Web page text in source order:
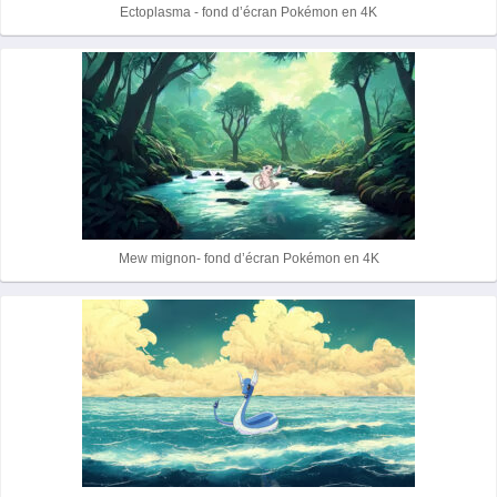
Ectoplasma - fond d’écran Pokémon en 4K
Mew mignon- fond d’écran Pokémon en 4K